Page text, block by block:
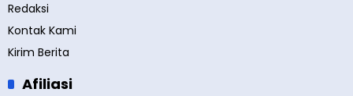
Redaksi
Kontak Kami
Kirim Berita
Afiliasi